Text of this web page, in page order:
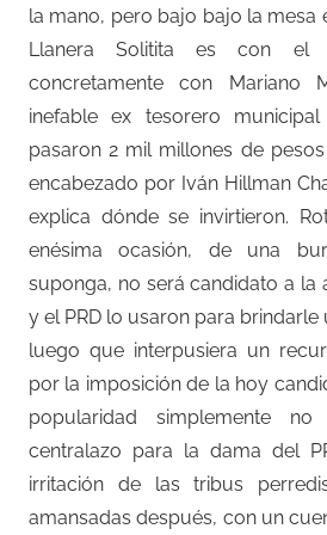
la mano, pero bajo bajo la mesa
Llanera Solitita es con
concretamente con Mariano
inefable ex tesorero
pasaron 2 mil millones de
encabezado por Iván Hillman
explica dónde se invirtieron.
enésima ocasión, de una
suponga, no será candidato a la
y el PRD lo usaron para
luego que interpusiera un
por la imposición de la hoy
popularidad simplemente
centralazo para la dama del
irritación de las tribus
amansadas después, con un